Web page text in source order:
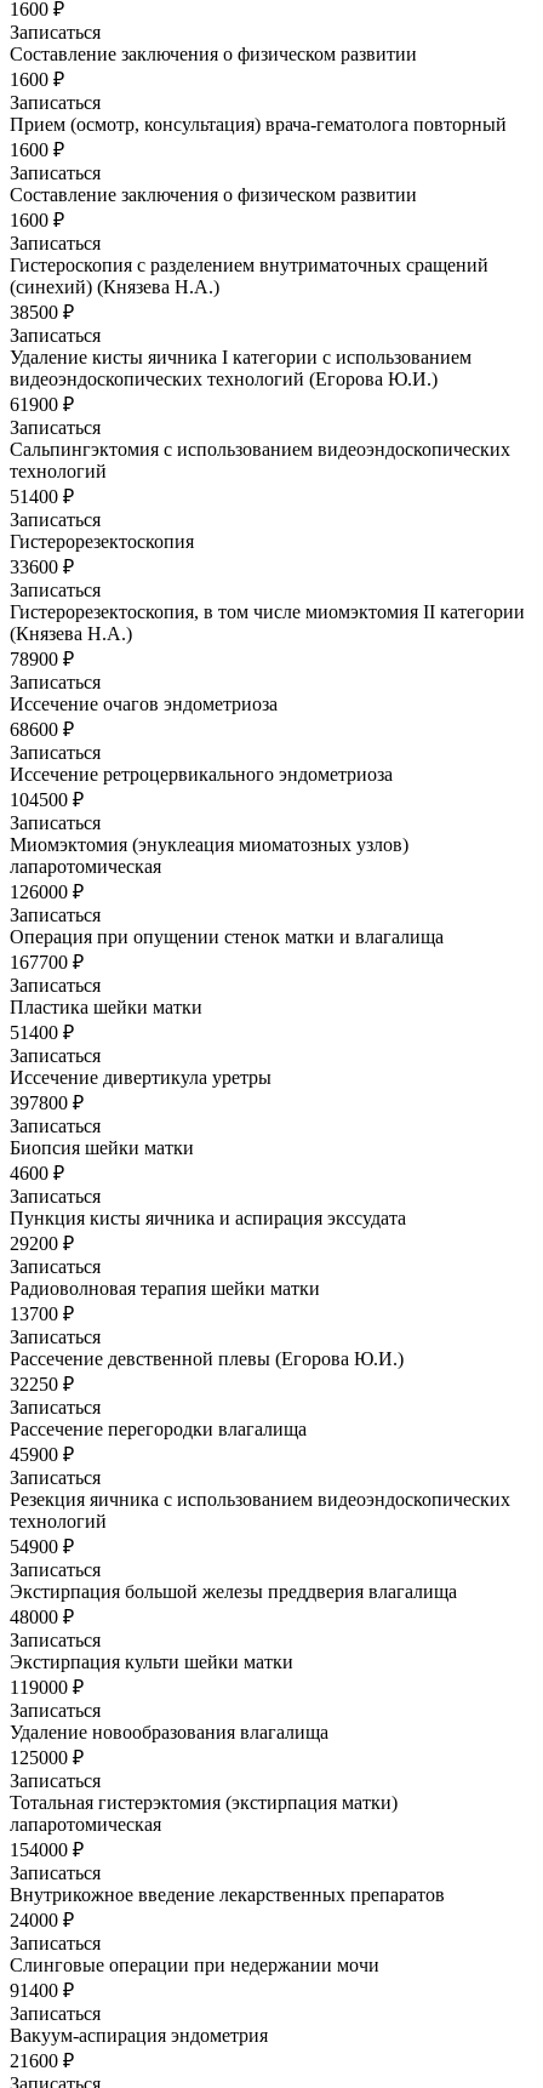
1600 ₽
Записаться
Составление заключения о физическом развитии
1600 ₽
Записаться
Прием (осмотр, консультация) врача-гематолога повторный
1600 ₽
Записаться
Составление заключения о физическом развитии
1600 ₽
Записаться
Гистероскопия с разделением внутриматочных сращений
(синехий) (Князева Н.А.)
38500 ₽
Записаться
Удаление кисты яичника I категории с использованием
видеоэндоскопических технологий (Егорова Ю.И.)
61900 ₽
Записаться
Сальпингэктомия с использованием видеоэндоскопических
технологий
51400 ₽
Записаться
Гистерорезектоскопия
33600 ₽
Записаться
Гистерорезектоскопия, в том числе миомэктомия II категории
(Князева Н.А.)
78900 ₽
Записаться
Иссечение очагов эндометриоза
68600 ₽
Записаться
Иссечение ретроцервикального эндометриоза
104500 ₽
Записаться
Миомэктомия (энуклеация миоматозных узлов)
лапаротомическая
126000 ₽
Записаться
Операция при опущении стенок матки и влагалища
167700 ₽
Записаться
Пластика шейки матки
51400 ₽
Записаться
Иссечение дивертикула уретры
397800 ₽
Записаться
Биопсия шейки матки
4600 ₽
Записаться
Пункция кисты яичника и аспирация экссудата
29200 ₽
Записаться
Радиоволновая терапия шейки матки
13700 ₽
Записаться
Рассечение девственной плевы (Егорова Ю.И.)
32250 ₽
Записаться
Рассечение перегородки влагалища
45900 ₽
Записаться
Резекция яичника с использованием видеоэндоскопических
технологий
54900 ₽
Записаться
Экстирпация большой железы преддверия влагалища
48000 ₽
Записаться
Экстирпация культи шейки матки
119000 ₽
Записаться
Удаление новообразования влагалища
125000 ₽
Записаться
Тотальная гистерэктомия (экстирпация матки)
лапаротомическая
154000 ₽
Записаться
Внутрикожное введение лекарственных препаратов
24000 ₽
Записаться
Слинговые операции при недержании мочи
91400 ₽
Записаться
Вакуум-аспирация эндометрия
21600 ₽